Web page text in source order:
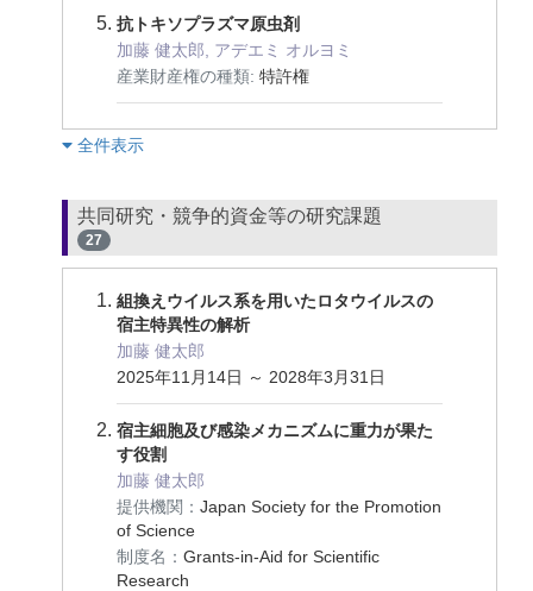
抗トキソプラズマ原虫剤
加藤 健太郎, アデエミ オルヨミ
産業財産権の種類: 特許権
︎全件表示
共同研究・競争的資金等の研究課題
27
組換えウイルス系を用いたロタウイルスの
宿主特異性の解析
加藤 健太郎
2025年11月14日 ～ 2028年3月31日
宿主細胞及び感染メカニズムに重力が果た
す役割
加藤 健太郎
提供機関： Japan Society for the Promotion
of Science
制度名： Grants-in-Aid for Scientific
Research